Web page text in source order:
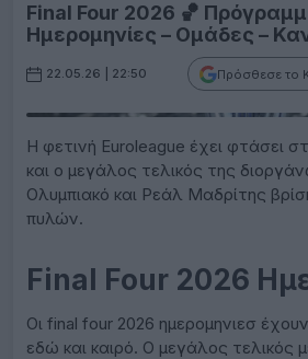
Final Four 2026 🏀
Ημερομηνίες – Ομάδες –
22.05.26 | 22:50 Πρόσθεσε το
H φετινή Euroleague έχει φτάσει
και ο μεγάλος τελικός της
Ολυμπιακό και Ρεάλ Μαδρίτης
πυλών.
Final Four 2026
Οι final four 2026 ημερομηνιεσ
εδώ και καιρό. Ο μεγάλος τελικός